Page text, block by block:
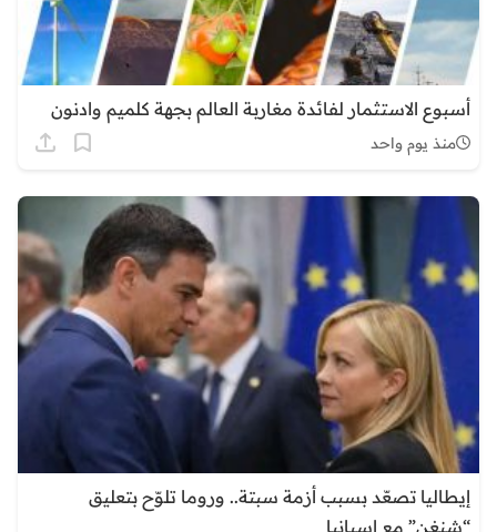
أسبوع الاستثمار لفائدة مغاربة العالم بجهة كلميم وادنون
منذ يوم واحد
إيطاليا تصعّد بسبب أزمة سبتة.. وروما تلوّح بتعليق
“شنغن” مع إسبانيا